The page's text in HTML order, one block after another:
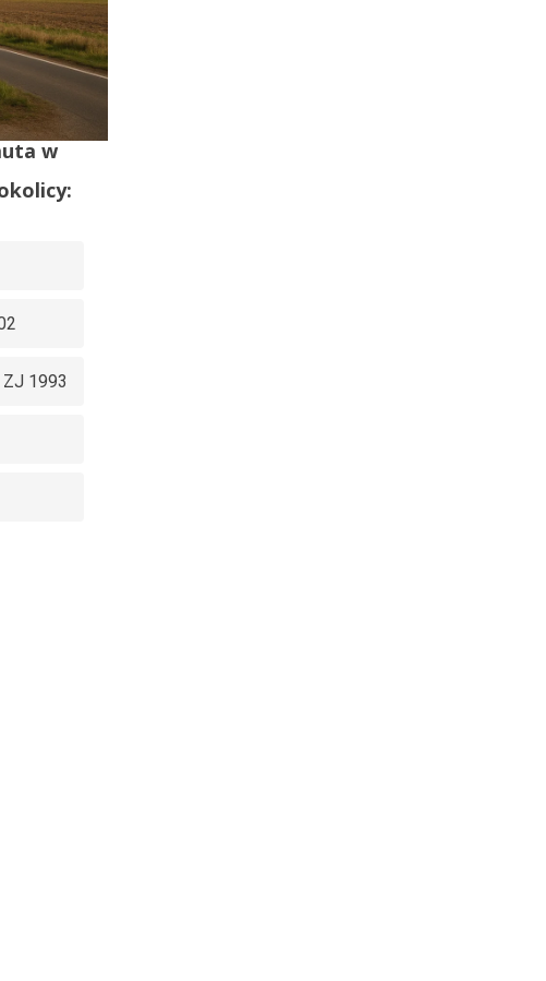
w
ZJ 1993